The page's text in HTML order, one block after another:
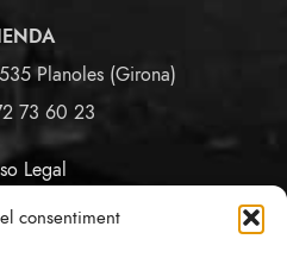
consentiment
Planoles (Girona)
73 60 23
Legal
y Cookies